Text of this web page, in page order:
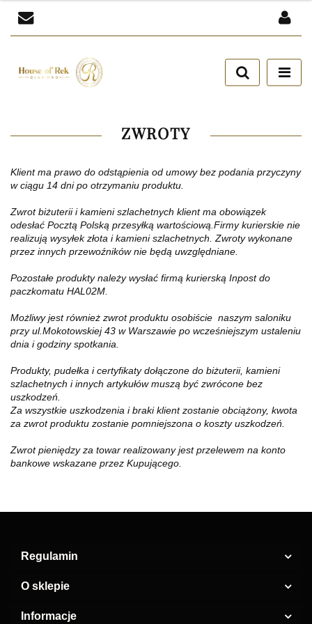
Zaloguj się
Zarejestruj się
ZWROTY
Klient ma prawo do odstąpienia od umowy bez podania przyczyny
w ciągu 14 dni po otrzymaniu produktu.
Zwrot biżuterii i kamieni szlachetnych klient ma obowiązek
odesłać Pocztą Polską przesyłką wartościową.Firmy kurierskie nie
realizują wysyłek złota i kamieni szlachetnych. Zwroty wykonane
przez innych przewoźników nie będą uwzględniane.
Pozostałe produkty należy wysłać firmą kurierską Inpost do
paczkomatu HAL02M.
Możliwy jest również zwrot produktu osobiście naszym saloniku
przy ul.Mokotowskiej 43 w Warszawie po wcześniejszym ustaleniu
dnia i godziny spotkania.
Produkty, pudełka i certyfikaty dołączone do biżuterii, kamieni
szlachetnych i innych artykułów muszą być zwrócone bez
uszkodzeń.
Za wszystkie uszkodzenia i braki klient zostanie obciążony, kwota
za zwrot produktu zostanie pomniejszona o koszty uszkodzeń.
Zwrot pieniędzy za towar realizowany jest przelewem na konto
bankowe wskazane przez Kupującego.
Regulamin
O sklepie
Informacje